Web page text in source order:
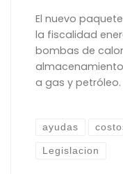
El nuevo
la fiscalidad
bombas de
a gas y petróleo.
ayudas
Legislacion